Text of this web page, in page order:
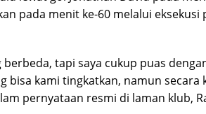
pada menit ke-60 melalui eksekusi
tapi saya cukup puas
bisa kami tingkatkan, namun secara
pernyataan resmi di laman klub,